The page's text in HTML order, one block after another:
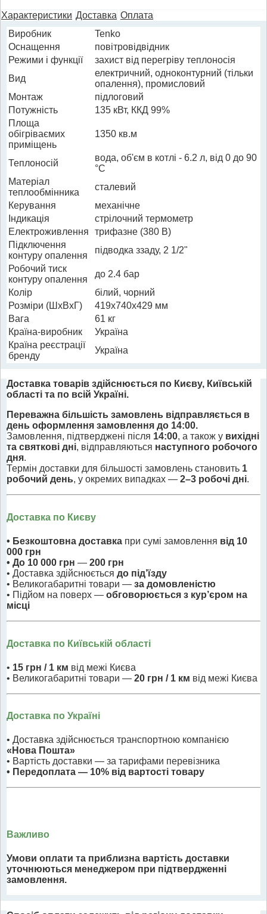
Характеристики Доставка Оплата
Виробник
Tenko
Оснащення
повітровідвідник
Режими і функції
захист від перегріву теплоносія
Вид
електричний, одноконтурний (тільки
опалення), промисловий
Монтаж
підлоговий
Потужність
135 кВт, ККД 99%
Площа
обігріваємих
приміщень
1350 кв.м
Теплоносій
вода, об'єм в котлі - 6.2 л, від 0 до 90
°C
Матеріал
теплообмінника
сталевий
Керування
механічне
Індикація
стрілочний термометр
Електроживлення
трифазне (380 В)
Підключення
контуру опалення
підводка ззаду, 2 1/2"
Робочий тиск
контуру опалення
до 2.4 бар
Колір
білий, чорний
Розміри (ШхВхГ)
419x740x429 мм
Вага
61 кг
Країна-виробник
Україна
Країна реєстрації
бренду
Україна
Доставка товарів здійснюється по Києву, Київській
області та по всій Україні.
Переважна більшість замовлень відправляється в
день оформлення замовлення до 14:00.
Замовлення, підтверджені після 14:00, а також у вихідні
та святкові дні, відправляються наступного робочого
дня.
Термін доставки для більшості замовлень становить 1
робочий день, у окремих випадках — 2–3 робочі дні.
Доставка по Києву
• Безкоштовна доставка при сумі замовлення від 10
000 грн
• До 10 000 грн — 200 грн
• Доставка здійснюється до під’їзду
• Великогабаритні товари — за домовленістю
• Підйом на поверх — обговорюється з кур’єром на
місці
Доставка по Київській області
• 15 грн / 1 км від межі Києва
• Великогабаритні товари — 20 грн / 1 км від межі Києва
Доставка по Україні
• Доставка здійснюється транспортною компанією
«Нова Пошта»
• Вартість доставки — за тарифами перевізника
• Передоплата — 10% від вартості товару
Важливо
Умови оплати та приблизна вартість доставки
уточнюються менеджером при підтвердженні
замовлення.